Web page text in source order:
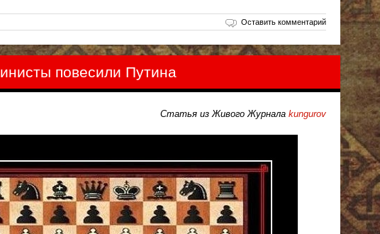
Оставить комментарий
повесили Путина
Статья из Живого Журнала kungurov